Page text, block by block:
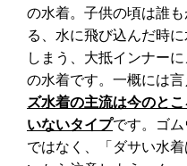
の水着。子供の頃は誰
る、水に飛び込んだ時
しまう、大抵インナー
の水着です。一概には言
ズ水着の主流は今のと
いないタイプです。ゴ
ではなく、「ダサい水